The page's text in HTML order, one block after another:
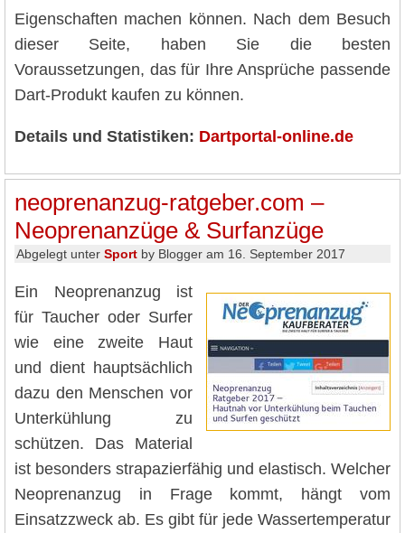
Eigenschaften machen können. Nach dem Besuch
dieser Seite, haben Sie die besten
Voraussetzungen, das für Ihre Ansprüche passende
Dart-Produkt kaufen zu können.
Details und Statistiken: Dartportal-online.de
neoprenanzug-ratgeber.com –
Neoprenanzüge & Surfanzüge
Abgelegt unter Sport by Blogger am 16. September 2017
Ein Neoprenanzug ist
für Taucher oder Surfer
wie eine zweite Haut
und dient hauptsächlich
dazu den Menschen vor
Unterkühlung zu
schützen. Das Material
ist besonders strapazierfähig und elastisch. Welcher
Neoprenanzug in Frage kommt, hängt vom
Einsatzzweck ab. Es gibt für jede Wassertemperatur